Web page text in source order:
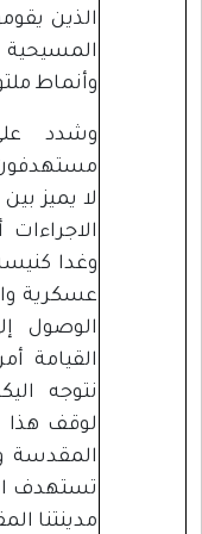
الذين
وأنماط
وشدد
مستهدفون
لا يميز
وغدا
عسكرية
الوصول
القيامة
نتوجه
لوقف هذا
المقدسة
تستهدف
مدينتنا